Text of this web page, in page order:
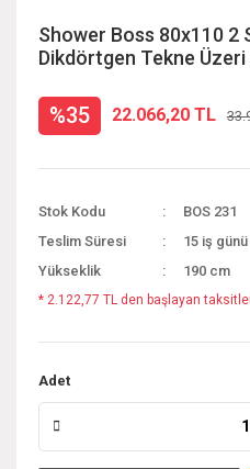
Shower Boss 80x110 2
Dikdörtgen Tekne Üzeri
%35 22.066,20 TL
Stok Kodu
BOS 231
Teslim Süresi
15 iş günü
Yükseklik
190 cm
* 2.122,77 TL den başlayan
Adet